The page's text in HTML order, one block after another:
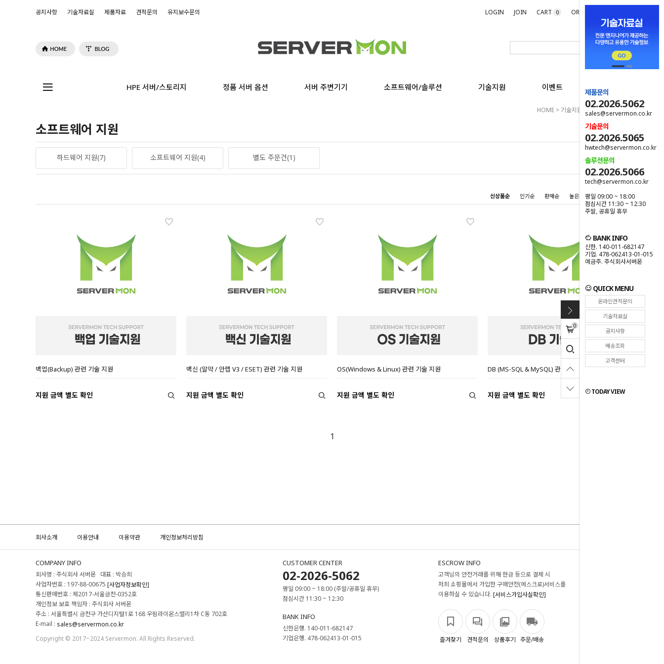
공지사항 기술자료실 제품자료 견적문의 유지보수문의 LOGIN JOIN CART 0 ORDER
HPE 서버/스토리지 정품 서버 옵션 서버 주변기기 소프트웨어/솔루션 기술지원 이벤트
제품문의
02.2026.5062
sales@servermon.co.kr
기술문의
02.2026.5065
hwtech@servermon.co.kr
솔루션문의
02.2026.5066
tech@servermon.co.kr
평일 09:00 ~ 18:00
점심시간 11:30 ~ 12:30
주말, 공휴일 휴무
BANK INFO
신한. 140-011-682147
기업. 478-062413-01-015
예금주. 주식회사서버몬
QUICK MENU
온라인견적문의
기술자료실
공지사항
배송조회
고객센터
TODAY VIEW
0
HOME > 기술지원 >소프트웨어 지원
소프트웨어 지원
하드웨어 지원(7) 소프트웨어 지원(4) 별도 주문건(1)
신상품순 인기순 판매순 높은가격순 낮은가격순
백업(Backup) 관련 기술 지원
지원 금액 별도 확인
백신 (알약 / 안랩 V3 / ESET) 관련 기술 지원
지원 금액 별도 확인
OS(Windows & Linux) 관련 기술 지원
지원 금액 별도 확인
DB (MS-SQL & MySQL) 관련 기술지원
지원 금액 별도 확인
1
회사소개 이용안내 이용약관 개인정보처리방침
COMPANY INFO
회사명 : 주식회사 서버몬 대표 : 박승희
사업자번호 : 197-88-00675 [사업자정보확인]
통신판매번호 : 제2017-서울금천-0352호
개인정보 보호 책임자 : 주식회사 서버몬
주소 : 서울특별시 금천구 가산디지털1로 168 우림라이온스밸리1차 C동 702호
E-mail : sales@servermon.co.kr
Copyright © 2017~2024 Servermon. All Rights Reserved.
CUSTOMER CENTER
02-2026-5062
평일 09:00 ~ 18:00 (주말/공휴일 휴무)
점심시간 11:30 ~ 12:30
BANK INFO
신한은행. 140-011-682147
기업은행. 478-062413-01-015
ESCROW INFO
고객님의 안전거래를 위해 현금 등으로 결제 시
저희 쇼핑몰에서 가입한 구매안전(에스크로)서비스를
이용하실 수 있습니다. [서비스가입사실확인]
즐겨찾기 견적문의 상품후기 주문/배송